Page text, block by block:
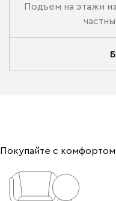
Подъем на этажи
Покупайте с комфортом